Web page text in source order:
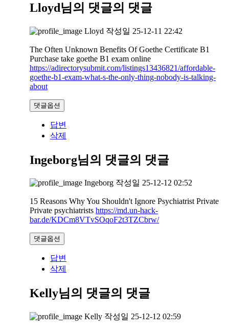
Lloyd님의 댓글의 댓글
Lloyd 작성일 25-12-11 22:42
The Often Unknown Benefits Of Goethe Certificate B1
Purchase take goethe B1 exam online
https://adirectorysubmit.com/listings13436821/affordable-
goethe-b1-exam-what-s-the-only-thing-nobody-is-talking-
about
댓글옵션
답변
삭제
Ingeborg님의 댓글의 댓글
Ingeborg 작성일 25-12-12 02:52
15 Reasons Why You Shouldn't Ignore Psychiatrist Private
Private psychiatrists https://md.un-hack-
bar.de/KDCm8VTvSOqoF2t3TZCbrw/
댓글옵션
답변
삭제
Kelly님의 댓글의 댓글
Kelly 작성일 25-12-12 02:59